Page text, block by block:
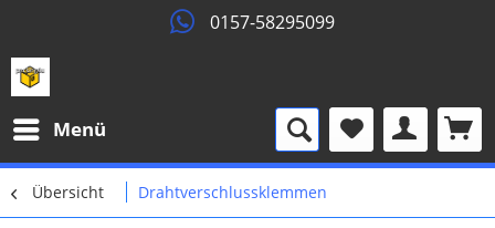
0157-58295099
Menü
Übersicht Drahtverschlussklemmen